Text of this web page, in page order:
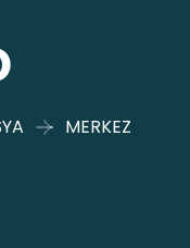
MERKEZ